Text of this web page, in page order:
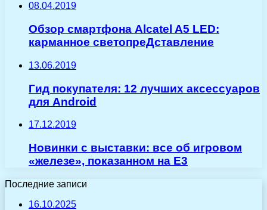
08.04.2019
Обзор смартфона Alcatel A5 LED:
карманное светопреДставление
13.06.2019
Гид покупателя: 12 лучших аксессуаров
для Android
17.12.2019
Новинки с выставки: все об игровом
«железе», показанном на E3
Последние записи
16.10.2025